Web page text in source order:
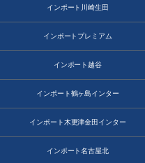
インポート川崎生田
インポートプレミアム
インポート越谷
インポート鶴ヶ島インター
インポート木更津金田インター
インポート名古屋北